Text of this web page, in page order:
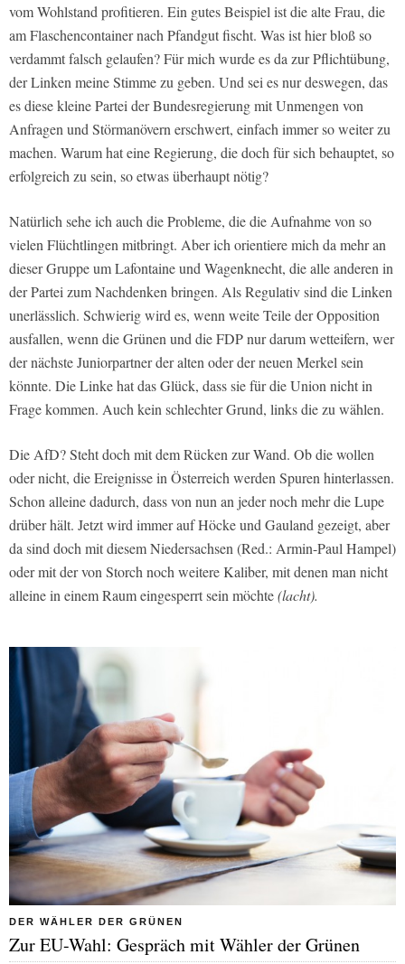
vom Wohlstand profitieren. Ein gutes Beispiel ist die alte Frau, die
am Flaschencontainer nach Pfandgut fischt. Was ist hier bloß so
verdammt falsch gelaufen? Für mich wurde es da zur Pflichtübung,
der Linken meine Stimme zu geben. Und sei es nur deswegen, das
es diese kleine Partei der Bundesregierung mit Unmengen von
Anfragen und Störmanövern erschwert, einfach immer so weiter zu
machen. Warum hat eine Regierung, die doch für sich behauptet, so
erfolgreich zu sein, so etwas überhaupt nötig?
Natürlich sehe ich auch die Probleme, die die Aufnahme von so
vielen Flüchtlingen mitbringt. Aber ich orientiere mich da mehr an
dieser Gruppe um Lafontaine und Wagenknecht, die alle anderen in
der Partei zum Nachdenken bringen. Als Regulativ sind die Linken
unerlässlich. Schwierig wird es, wenn weite Teile der Opposition
ausfallen, wenn die Grünen und die FDP nur darum wetteifern, wer
der nächste Juniorpartner der alten oder der neuen Merkel sein
könnte. Die Linke hat das Glück, dass sie für die Union nicht in
Frage kommen. Auch kein schlechter Grund, links die zu wählen.
Die AfD? Steht doch mit dem Rücken zur Wand. Ob die wollen
oder nicht, die Ereignisse in Österreich werden Spuren hinterlassen.
Schon alleine dadurch, dass von nun an jeder noch mehr die Lupe
drüber hält. Jetzt wird immer auf Höcke und Gauland gezeigt, aber
da sind doch mit diesem Niedersachsen (Red.: Armin-Paul Hampel)
oder mit der von Storch noch weitere Kaliber, mit denen man nicht
alleine in einem Raum eingesperrt sein möchte(lacht).
DER WÄHLER DER GRÜNEN
Zur EU-Wahl: Gespräch mit Wähler der Grünen